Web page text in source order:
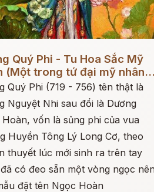
Quý Phi - Tu Hoa Sắc Mỹ
(Một trong tứ đại mỹ nhân...
Quý Phi (719 - 756) tên thật là
Nguyệt Nhi sau đổi là Dương
Hoàn, vốn là sủng phi của vua
Huyền Tông Lý Long Cơ, theo
thuyết lúc mới sinh ra trên tay
có đeo sẵn một vòng ngọc
đặt tên Ngọc Hoàn